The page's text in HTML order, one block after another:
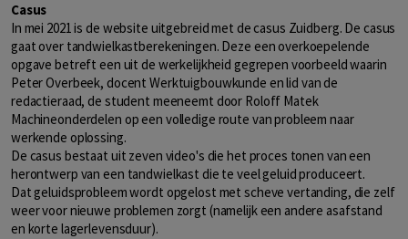
Casus
In mei 2021 is de website uitgebreid met de casus Zuidberg. De casus
gaat over tandwielkastberekeningen. Deze een overkoepelende
opgave betreft een uit de werkelijkheid gegrepen voorbeeld waarin
Peter Overbeek, docent Werktuigbouwkunde en lid van de
redactieraad, de student meeneemt door Roloff Matek
Machineonderdelen op een volledige route van probleem naar
werkende oplossing.
De casus bestaat uit zeven video's die het proces tonen van een
herontwerp van een tandwielkast die te veel geluid produceert.
Dat geluidsprobleem wordt opgelost met scheve vertanding, die zelf
weer voor nieuwe problemen zorgt (namelijk een andere asafstand
en korte lagerlevensduur).